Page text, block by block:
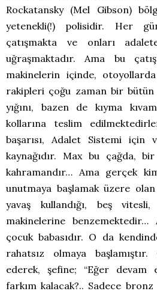
Rockatansky (Mel Gibson)
yetenekli(!) polisidir. Her
çatışmakta ve onları
uğraşmaktadır. Ama bu
makinelerin içinde, otoyollarda
rakipleri çoğu zaman bir
yığını, bazen de kıyma
kollarına teslim
başarısı, Adalet Sistemi için
kaynağıdır. Max bu çağda,
kahramandır… Ama gerçek
unutmaya başlamak üzere
yavaş kullandığı, beş
makinelerine
çocuk babasıdır. O da
rahatsız olmaya
ederek, şefine; “Eğer devam
farkım kalacak?.. Sadece bronz